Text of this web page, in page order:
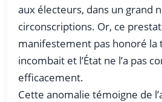
aux électeurs, dans un grand
circonscriptions. Or, ce
manifestement pas honoré la
incombait et l’État ne l’a pas
efficacement.
Cette anomalie témoigne de